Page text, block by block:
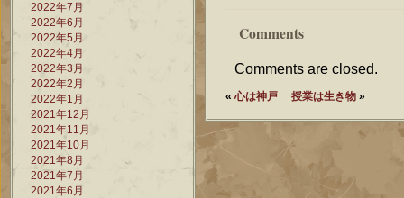
2022年7月
2022年6月
2022年5月
2022年4月
2022年3月
2022年2月
2022年1月
2021年12月
2021年11月
2021年10月
2021年8月
2021年7月
2021年6月
Comments
Comments are closed.
« 心は神戸 授業は生き物 »